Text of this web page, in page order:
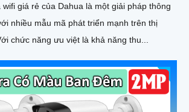
wifi giá rẻ của Dahua là một giải pháp thông
nhiều mẫu mã phát triển mạnh trên thị
hiện nay. Với chức năng ưu việt là khả năng thu...